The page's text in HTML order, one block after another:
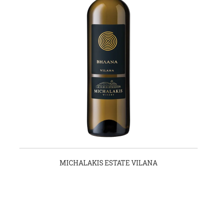
MICHALAKIS ESTATE VILANA